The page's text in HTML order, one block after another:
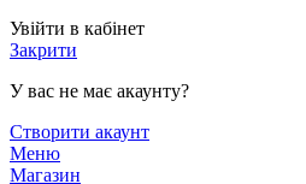
Увійти в кабінет
Закрити
У вас не має акаунту?
Створити акаунт
Меню
Магазин